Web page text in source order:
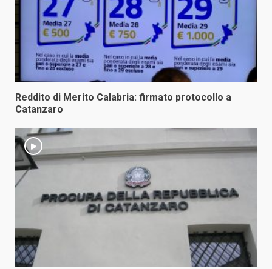
Reddito di Merito Calabria: firmato protocollo a
Catanzaro